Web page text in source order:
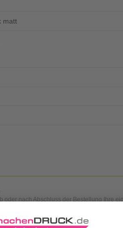
matt
oder nach Abschluss der Bestellung Ihre